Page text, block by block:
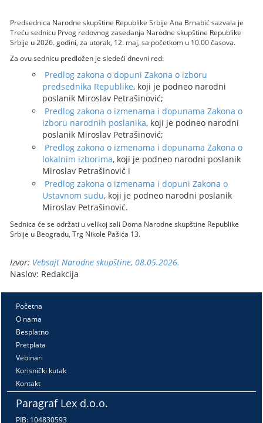
Predsednica Narodne skupštine Republike Srbije Ana Brnabić sazvala je
Treću sednicu Prvog redovnog zasedanja Narodne skupštine Republike
Srbije u 2026. godini, za utorak, 12. maj, sa početkom u 10.00 časova.
Za ovu sednicu predložen je sledeći dnevni red:
Predlog zakona o dopuni Zakona o izboru
predsednika Republike, koji je podneo narodni
poslanik Miroslav Petrašinović;
Predlog zakona o izmenama i dopunama Zakona o
izboru narodnih poslanika, koji je podneo narodni
poslanik Miroslav Petrašinović;
Predlog zakona o izmenama i dopunama Zakona o
lokalnim izborima, koji je podneo narodni poslanik
Miroslav Petrašinović i
Predlog zakona o izmenama i dopuni Zakona o
Ustavnom sudu, koji je podneo narodni poslanik
Miroslav Petrašinović.
Sednica će se održati u velikoj sali Doma Narodne skupštine Republike
Srbije u Beogradu, Trg Nikole Pašića 13.
Izvor: Vebsajt Narodne skupštine, 08.05.2026.
Naslov: Redakcija
Početna
O nama
Besplatno
Pretplata
Vebinari
Korisnički kutak
Kontakt
Paragraf Lex d.o.o.
PIB: 104830593